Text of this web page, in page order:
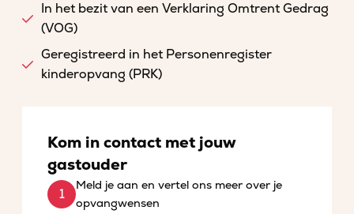
In het bezit van een Verklaring Omtrent Gedrag
(VOG)
Geregistreerd in het Personenregister
kinderopvang (PRK)
Kom in contact met jouw
gastouder
Meld je aan en vertel ons meer over je
opvangwensen